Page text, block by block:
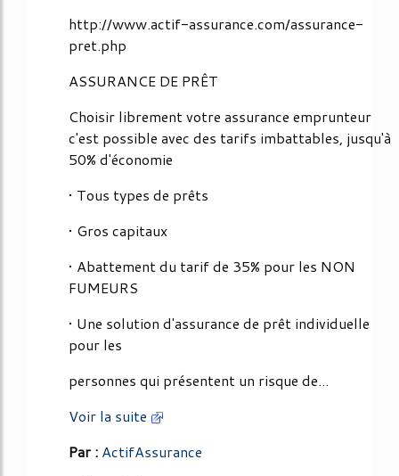
http://www.actif-assurance.com/assurance-
pret.php
ASSURANCE DE PRÊT
Choisir librement votre assurance emprunteur
c'est possible avec des tarifs imbattables, jusqu'à
50% d'économie
• Tous types de prêts
• Gros capitaux
• Abattement du tarif de 35% pour les NON
FUMEURS
• Une solution d'assurance de prêt individuelle
pour les
personnes qui présentent un risque de...
Voir la suite
Par : ActifAssurance